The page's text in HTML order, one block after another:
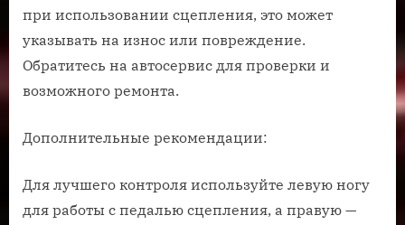
при использовании сцепления, это может
указывать на износ или повреждение.
Обратитесь на автосервис для проверки и
возможного ремонта.
Дополнительные рекомендации:
Для лучшего контроля используйте левую ногу
для работы с педалью сцепления, а правую —